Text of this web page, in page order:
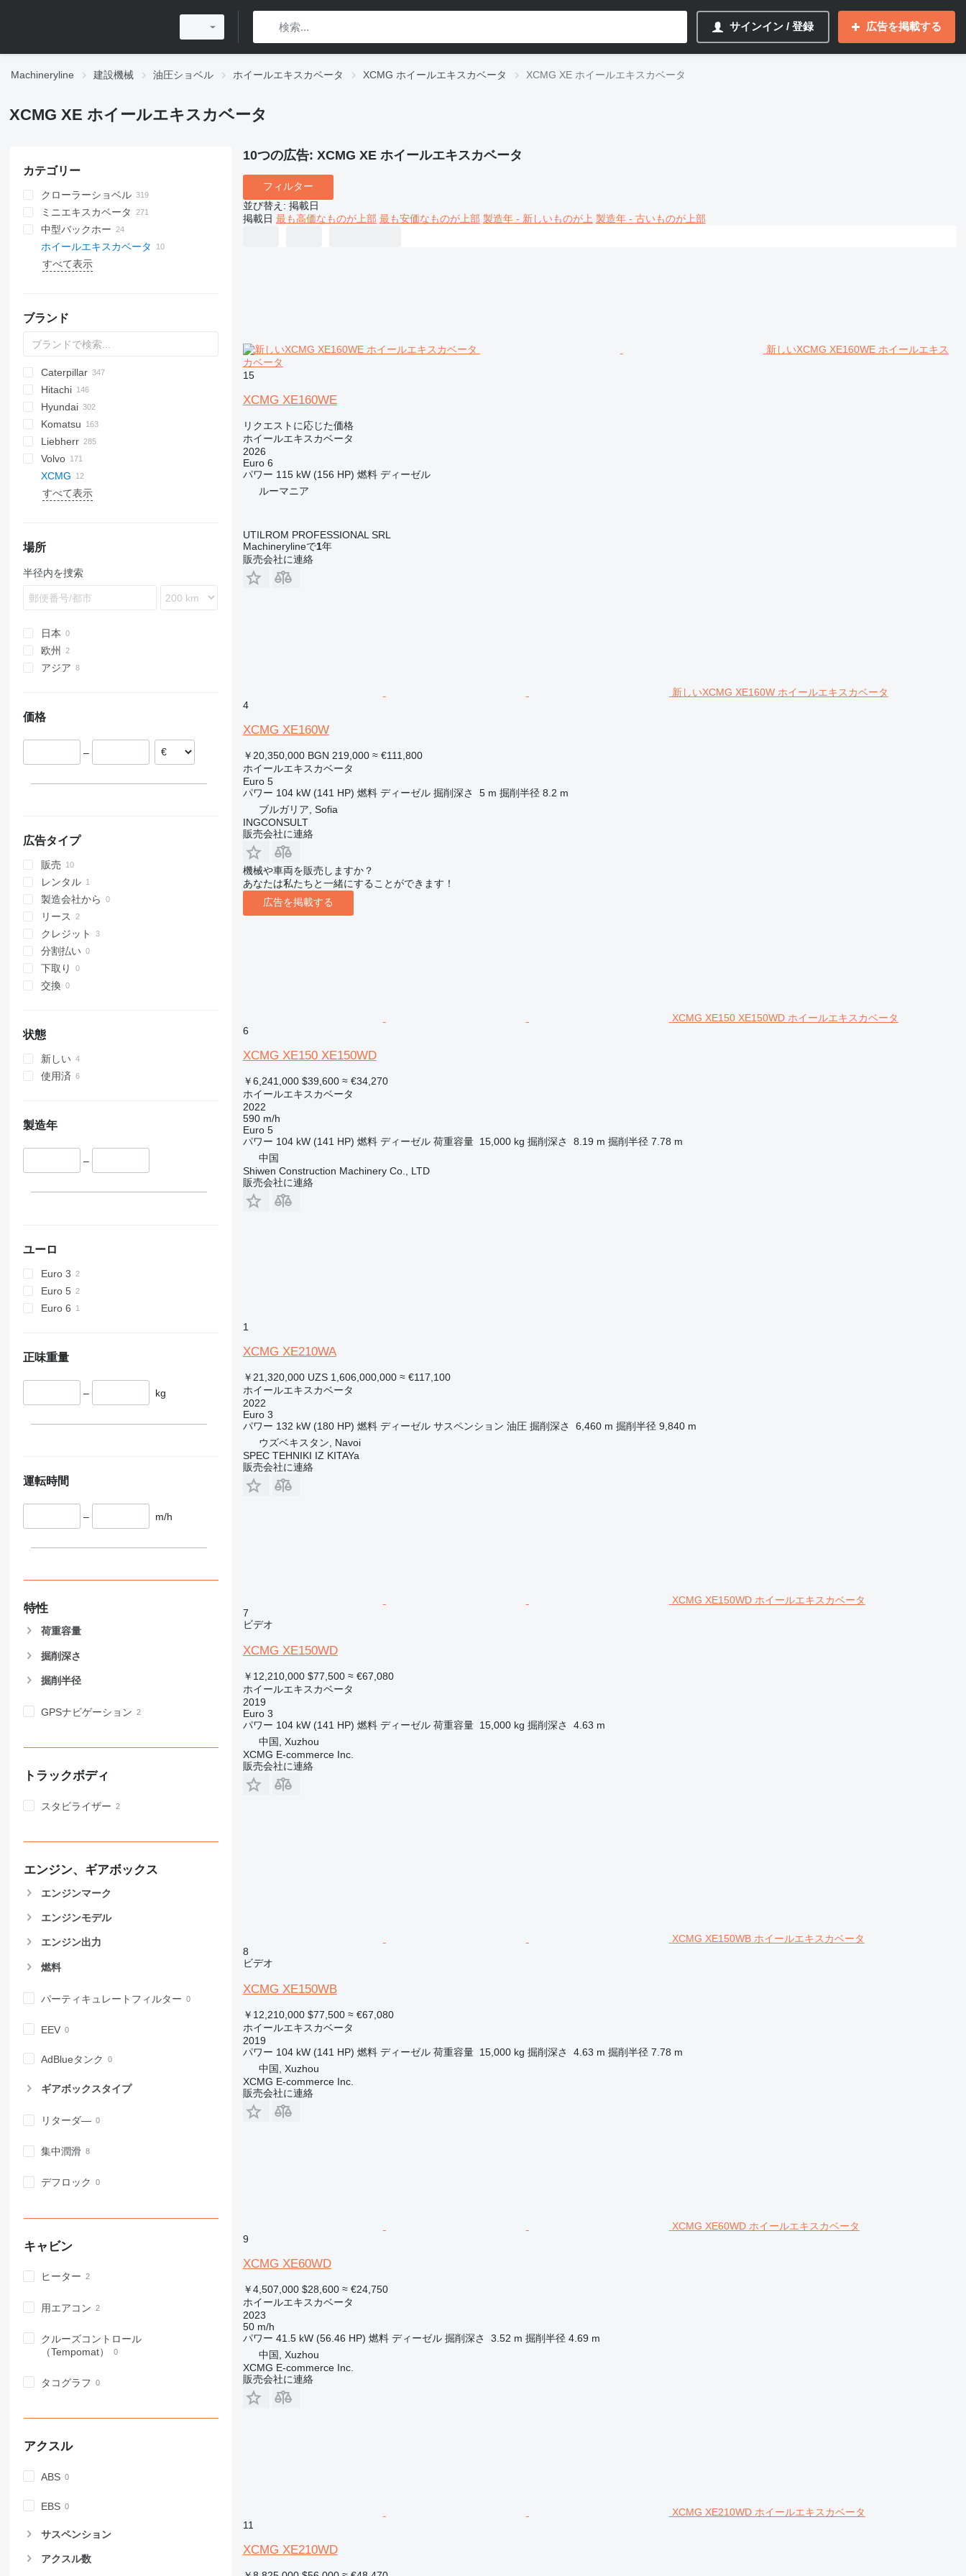
サインイン / 登録 広告を掲載する
Machineryline 建設機械 油圧ショベル ホイールエキスカベータ XCMG ホイールエキスカベータ XCMG XE ホイールエキスカベータ
XCMG XE ホイールエキスカベータ
カテゴリー
クローラーショベル
ミニエキスカベータ
中型バックホー
ホイールエキスカベータ
すべて表示
ブランド
140W
150W
1302
1304
1404
1504
1505
1604
E series
688
788
1088
CX
Caterpillar
212
312
313
314
315
316
317
F-series
M-series
MH
NR
DX
DH
DX
Solar
M-series
EX
FH
W-series
E-series
T series
MHL
W-series
XL
HMK
Hitachi
EX
ZX
Zaxis
Hyundai
HW-series
HX-series
R-series
Robex
4CX
110
JS
Komatsu
PC
PW
WA
KH-series
Liebherr
A-series
LH
R-series
CDM
10
11
12
6503
MH
WE
MH
RH
EB
60
SE
SY
HML
723
735
825
SWE
TB
AC
TW
Volvo
8700
9700
6503
EW
EW
XCMG
XE
B-series
ZM
EW
すべて表示
場所
半径内を捜索
日本
欧州
ルーマニア
アジア
価格
–
広告タイプ
販売
レンタル
製造会社から
リース
クレジット
分割払い
下取り
交換
状態
新しい
使用済
製造年
–
ユーロ
Euro 3
Euro 5
Euro 6
正味重量
– kg
運転時間
– m/h
特性
荷重容量
掘削深さ
掘削半径
GPSナビゲーション
トラックボディ
スタビライザー
エンジン、ギアボックス
エンジンマーク
エンジンモデル
エンジン出力
燃料
パーティキュレートフィルター
EEV
AdBlueタンク
ギアボックスタイプ
リターダ―
集中潤滑
デフロック
キャビン
ヒーター
用エアコン
クルーズコントロール
（Tempomat）
タコグラフ
アクスル
ABS
EBS
サスペンション
アクスル数
10つの広告: XCMG XE ホイールエキスカベータ
フィルター
並び替え : 掲載日
掲載日 最も高価なものが上部 最も安価なものが上部 製造年 - 新しいものが上 製造年 - 古いものが上部
新しいXCMG XE160WE ホイールエキス
カベータ
15
XCMG XE160WE
リクエストに応じた価格
ホイールエキスカベータ
2026
Euro 6
パワー 115 kW (156 HP) 燃料 ディーゼル
ルーマニア
UTILROM PROFESSIONAL SRL
Machinerylineで1年
販売会社に連絡
新しいXCMG XE160W ホイールエキスカベータ
4
XCMG XE160W
￥20,350,000 BGN 219,000 ≈ €111,800
ホイールエキスカベータ
Euro 5
パワー 104 kW (141 HP) 燃料 ディーゼル 掘削深さ 5 m 掘削半径 8.2 m
ブルガリア, Sofia
INGCONSULT
販売会社に連絡
機械や車両を販売しますか？
あなたは私たちと一緒にすることができます！
広告を掲載する
XCMG XE150 XE150WD ホイールエキスカベータ
6
XCMG XE150 XE150WD
￥6,241,000 $39,600 ≈ €34,270
ホイールエキスカベータ
2022
590 m/h
Euro 5
パワー 104 kW (141 HP) 燃料 ディーゼル 荷重容量 15,000 kg 掘削深さ 8.19 m 掘削半径 7.78 m
中国
Shiwen Construction Machinery Co., LTD
販売会社に連絡
1
XCMG XE210WA
￥21,320,000 UZS 1,606,000,000 ≈ €117,100
ホイールエキスカベータ
2022
Euro 3
パワー 132 kW (180 HP) 燃料 ディーゼル サスペンション 油圧 掘削深さ 6,460 m 掘削半径 9,840 m
ウズベキスタン, Navoi
SPEC TEHNIKI IZ KITAYa
販売会社に連絡
XCMG XE150WD ホイールエキスカベータ
7
ビデオ
XCMG XE150WD
￥12,210,000 $77,500 ≈ €67,080
ホイールエキスカベータ
2019
Euro 3
パワー 104 kW (141 HP) 燃料 ディーゼル 荷重容量 15,000 kg 掘削深さ
4.63 m
中国, Xuzhou
XCMG E-commerce Inc.
販売会社に連絡
XCMG XE150WB ホイールエキスカベータ
8
ビデオ
XCMG XE150WB
￥12,210,000 $77,500 ≈ €67,080
ホイールエキスカベータ
2019
パワー 104 kW (141 HP) 燃料 ディーゼル 荷重容量 15,000 kg 掘削深さ 4.63 m 掘削半径 7.78 m
中国, Xuzhou
XCMG E-commerce Inc.
販売会社に連絡
XCMG XE60WD ホイールエキスカベータ
9
XCMG XE60WD
￥4,507,000 $28,600 ≈ €24,750
ホイールエキスカベータ
2023
50 m/h
パワー 41.5 kW (56.46 HP) 燃料 ディーゼル 掘削深さ 3.52 m 掘削半径 4.69 m
中国, Xuzhou
XCMG E-commerce Inc.
販売会社に連絡
XCMG XE210WD ホイールエキスカベータ
11
XCMG XE210WD